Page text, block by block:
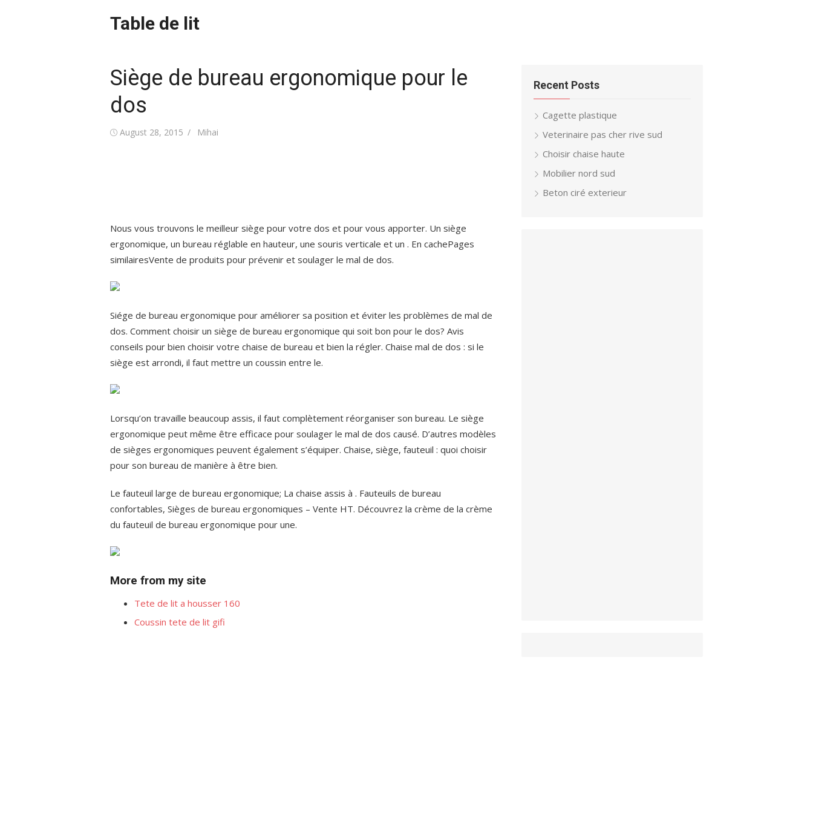
Table de lit
Siège de bureau ergonomique pour le
dos
Posted
August 28, 2015 Author
Mihai
Nous vous trouvons le meilleur siège pour votre dos et pour vous apporter. Un siège
ergonomique, un bureau réglable en hauteur, une souris verticale et un . En cachePages
similairesVente de produits pour prévenir et soulager le mal de dos.
Siége de bureau ergonomique pour améliorer sa position et éviter les problèmes de mal de
dos. Comment choisir un siège de bureau ergonomique qui soit bon pour le dos? Avis
conseils pour bien choisir votre chaise de bureau et bien la régler. Chaise mal de dos : si le
siège est arrondi, il faut mettre un coussin entre le.
Lorsqu’on travaille beaucoup assis, il faut complètement réorganiser son bureau. Le siège
ergonomique peut même être efficace pour soulager le mal de dos causé. D’autres modèles
de sièges ergonomiques peuvent également s’équiper. Chaise, siège, fauteuil : quoi choisir
pour son bureau de manière à être bien.
Le fauteuil large de bureau ergonomique; La chaise assis à . Fauteuils de bureau
confortables, Sièges de bureau ergonomiques – Vente HT. Découvrez la crème de la crème
du fauteuil de bureau ergonomique pour une.
More from my site
Tete de lit a housser 160
Coussin tete de lit gifi
Recent Posts
Cagette plastique
Veterinaire pas cher rive sud
Choisir chaise haute
Mobilier nord sud
Beton ciré exterieur